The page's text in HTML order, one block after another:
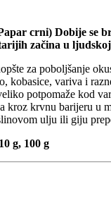
crni) Dobije se
začina u
za poboljšanje
kobasice, variva i
potpomaže kod
kroz krvnu barijeru u
ulju ili giju
g, 100 g